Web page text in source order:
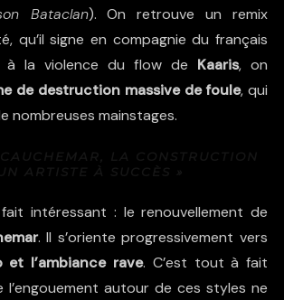
Bataclan). On retrouve un remix
qu’il signe en compagnie du français
à la violence du flow de Kaaris, on
de destruction massive de foule, qui
nombreuses mainstages.
intéressant : le renouvellement de
. Il s’oriente progressivement vers
l’ambiance rave. C’est tout à fait
l’engouement autour de ces styles ne